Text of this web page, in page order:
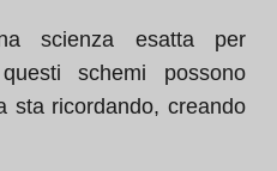
scienza esatta per
schemi possono
sta ricordando, creando